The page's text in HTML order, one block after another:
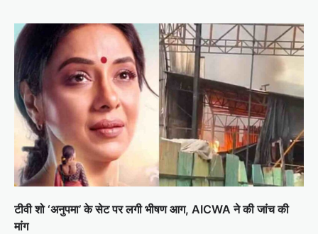
टीवी शो ‘अनुपमा’ के सेट पर लगी भीषण आग, AICWA ने की जांच की
मांग